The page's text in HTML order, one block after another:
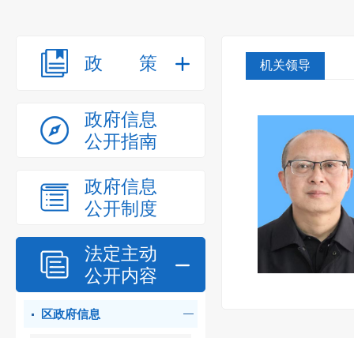
政策
政府信息
公开指南
政府信息
公开制度
法定主动
公开内容
区政府信息
机关领导